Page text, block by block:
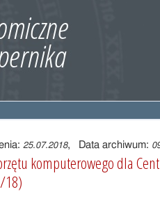
25.07.2018, Data archiwum:
komputerowego dla
18)